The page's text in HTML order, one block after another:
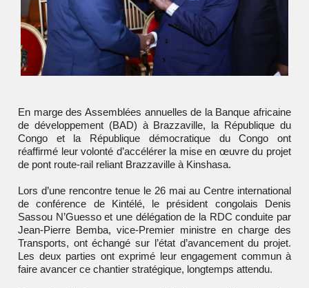
En marge des Assemblées annuelles de la Banque africaine
de développement (BAD) à Brazzaville, la République du
Congo et la République démocratique du Congo ont
réaffirmé leur volonté d’accélérer la mise en œuvre du projet
de pont route-rail reliant Brazzaville à Kinshasa.
Lors d’une rencontre tenue le 26 mai au Centre international
de conférence de Kintélé, le président congolais Denis
Sassou N’Guesso et une délégation de la RDC conduite par
Jean-Pierre Bemba, vice-Premier ministre en charge des
Transports, ont échangé sur l’état d’avancement du projet.
Les deux parties ont exprimé leur engagement commun à
faire avancer ce chantier stratégique, longtemps attendu.